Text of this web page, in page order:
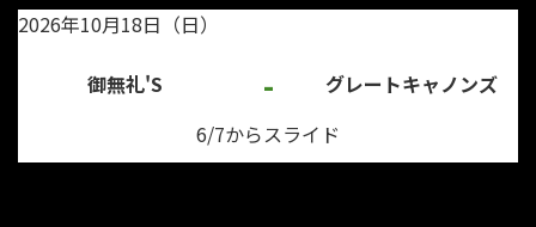
2026年10月18日（日）
御無礼'S -
グレートキャノンズ
6/7からスライド